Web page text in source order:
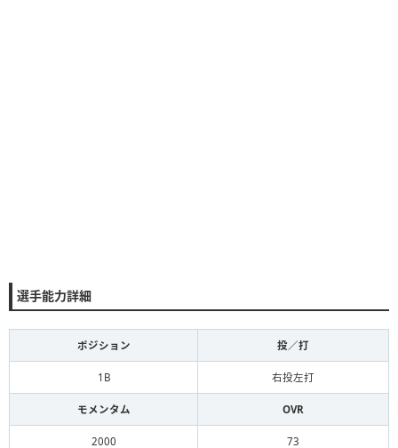
選手能力詳細
ポジション 投／打
1B 右投左打
モメンタム OVR
2000 73